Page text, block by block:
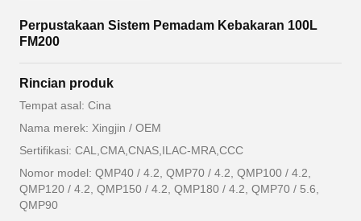
Perpustakaan Sistem Pemadam Kebakaran 100L
FM200
Rincian produk
Tempat asal: Cina
Nama merek: Xingjin / OEM
Sertifikasi: CAL,CMA,CNAS,ILAC-MRA,CCC
Nomor model: QMP40 / 4.2, QMP70 / 4.2, QMP100 / 4.2,
QMP120 / 4.2, QMP150 / 4.2, QMP180 / 4.2, QMP70 / 5.6,
QMP90